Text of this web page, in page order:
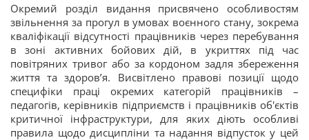
Окремий розділ видання присвячено особливостям
звільнення за прогул в умовах воєнного стану, зокрема
кваліфікації відсутності працівників через перебування
в зоні активних бойових дій, в укриттях під час
повітряних тривог або за кордоном задля збереження
життя та здоров’я. Висвітлено правові позиції щодо
специфіки праці окремих категорій працівників –
педагогів, керівників підприємств і працівників об'єктів
критичної інфраструктури, для яких діють особливі
правила щодо дисципліни та надання відпусток у цей